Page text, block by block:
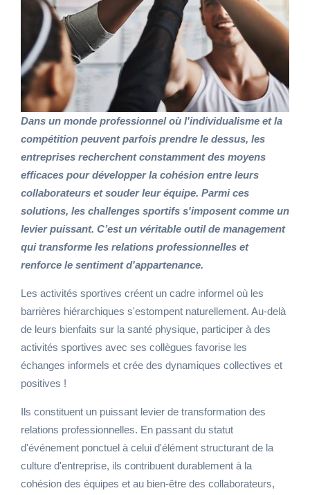
Dans un monde professionnel où l'individualisme et la
compétition peuvent parfois prendre le dessus, les
entreprises recherchent constamment des moyens
efficaces pour développer la cohésion entre leurs
collaborateurs et souder leur équipe. Parmi ces
solutions, les challenges sportifs s'imposent comme un
levier puissant. C’est un véritable outil de management
qui transforme les relations professionnelles et
renforce le sentiment d'appartenance.
Les activités sportives créent un cadre informel où les
barrières hiérarchiques s'estompent naturellement. Au-delà
de leurs bienfaits sur la santé physique, participer à des
activités sportives avec ses collègues favorise les
échanges informels et crée des dynamiques collectives et
positives !
Ils constituent un puissant levier de transformation des
relations professionnelles. En passant du statut
d'événement ponctuel à celui d'élément structurant de la
culture d'entreprise, ils contribuent durablement à la
cohésion des équipes et au bien-être des collaborateurs,